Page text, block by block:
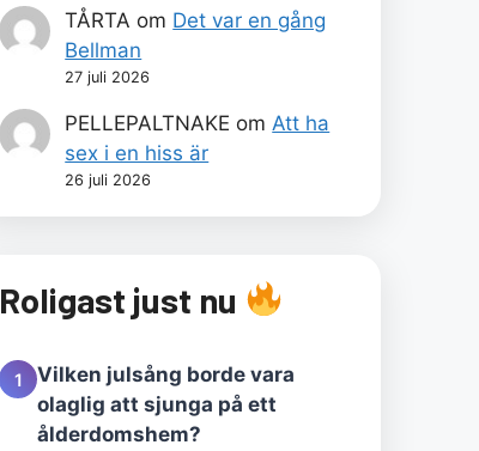
TÅRTA om Det var en gång
Bellman
27 juli 2026
PELLEPALTNAKE om Att ha
sex i en hiss är
26 juli 2026
Roligast just nu
1
Vilken julsång borde vara
olaglig att sjunga på ett
ålderdomshem?